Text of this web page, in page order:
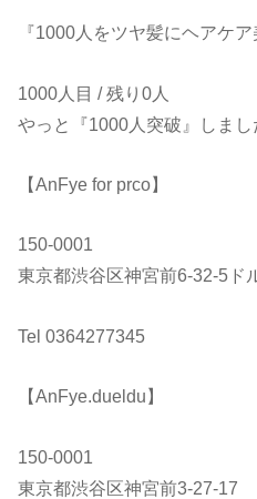
『1000人をツヤ髪にヘアケア
1000人目 / 残り0人
やっと『1000人突破』しまし
【AnFye for prco】
150-0001
東京都渋谷区神宮前6-32-5ド
Tel 0364277345
【AnFye.dueldu】
150-0001
東京都渋谷区神宮前3-27-17